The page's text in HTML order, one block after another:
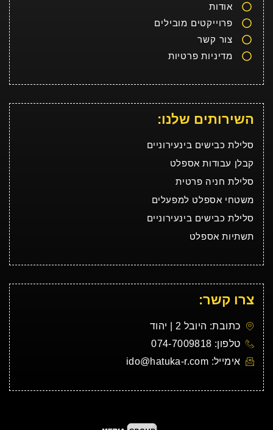
אודות
פרוייקטים מובילים
צור קשר
מדיניות פרטיות
השירותים שלנו:
סלילת כבישים בינעירוניים
קבלן עבודות אספלט
סלילת חניה פרטית
משטחי אספלט למפעלים
סלילת כבישים בינעירוניים
תשתיות אספלט
צרו קשר:
כתובת: היובל 2 | יהוד
טלפון: 074-7009818
אימייל: ido@hatuka-r.com